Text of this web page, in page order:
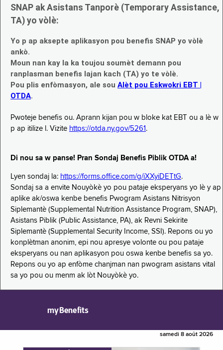
SNAP ak Asistans Tanporè (Temporary Assistance,
TA) yo vòlè:
Yo p ap aksepte aplikasyon pou benefis SNAP yo vòlè
ankò.
Moun nan kay la ka toujou soumèt demann pou
ranplasman benefis lajan kach (TA) yo te vòlè.
Pou plis enfòmasyon, ale sou Alèt pou Eskwokri EBT |
OTDA.
Pwoteje benefis ou. Aprann kijan pou w bloke kat EBT ou a lè w
p ap itilize l. Vizite https://otda.ny.gov/5261 .
Di nou sa w panse! Pran Sondaj Benefis Piblik OTDA a!
Lyen sondaj la: https://forms.office.com/g/iXXyiDETtG.
Sondaj sa a envite Nouyòkè yo pou pataje eksperyans yo lè y ap
aplike ak/oswa kenbe benefis Pwogram Asistans Nitrisyon
Siplemantè (Supplemental Nutrition Assistance Program, SNAP),
Asistans Piblik (Public Assistance, PA), ak Revni Sekirite
Siplemantè (Supplemental Security Income, SSI). Repons ou yo
konplètman anonim, epi nou apresye volonte ou pou pataje
eksperyans ou nan aplikasyon pou oswa kenbe benefis sa yo.
Repons ou yo ap enfòme chanjman nan pwogram asistans vital
sa yo pou ou menm ak lòt Nouyòkè yo.
myBenefits
samedi 8 août 2026